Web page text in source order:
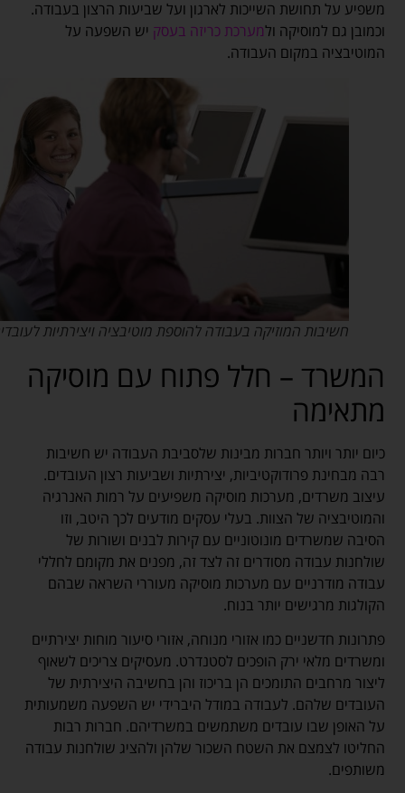
משפיע על תחושת השייכות לארגון ועל שביעות הרצון בעבודה.
וכמובן גם למוסיקה ולמערכת כריזה בעסק יש השפעה על
המוטיבציה במקום העבודה.
חשיבות המוזיקה בעבודה להוספת מוטיבציה ויצירתיות
המשרד – חלל פתוח עם מוסיקה
מתאימה
כיום יותר ויותר חברות מבינות שלסביבת העבודה יש ​​חשיבות
רבה מבחינת פרודוקטיביות, יצירתיות ושביעות רצון העובדים.
עיצוב משרדים, מערכות מוסיקה משפיעים על רמות האנרגיה
והמוטיבציה של הצוות. בעלי עסקים מודעים לכך היטב, וזו
הסיבה שמשרדים מונוטוניים עם קירות לבנים ושורות של
שולחנות עבודה מסודרים זה לצד זה, מפנים את מקומם לחללי
עבודה מודרניים עם מערכות מוסיקה מעוררי השראה שבהם
הקולגות מרגישים יותר בנוח.
פתרונות חדשניים כמו אזורי מנוחה, אזורי סיעור מוחות יצירתיים
ומשרדים מלאי ירק הופכים לסטנדרט. מעסיקים צריכים לשאוף
ליצור מרחבים התומכים הן בריכוז והן בחשיבה היצירתית של
העובדים שלהם. לעבודה במודל היברידי יש השפעה משמעותית
על האופן שבו עובדים משתמשים במשרדיהם. חברות רבות
החליטו לצמצם את השטח השכור שלהן ולהציג שולחנות עבודה
משותפים.